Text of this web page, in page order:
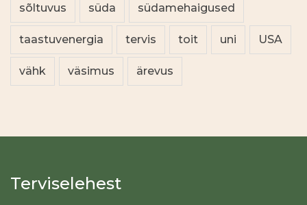
sõltuvus süda südamehaigused
taastuvenergia tervis toit uni USA
vähk väsimus ärevus
Terviselehest